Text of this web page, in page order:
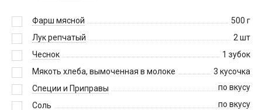
Фарш мясной 500 г
Лук репчатый
2 шт
Чеснок
1 зубок
Мякоть хлеба, вымоченная в молоке
3 кусочка
Специи и Приправы
по вкусу
Соль
по вкусу